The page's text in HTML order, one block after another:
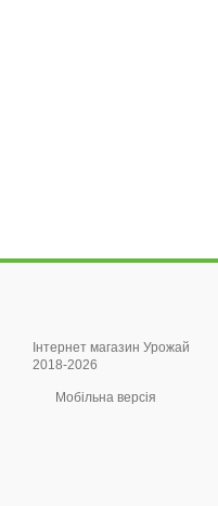
Інтернет магазин Урожай
2018-2026
Мобільна версія